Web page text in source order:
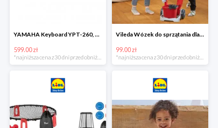
YAMAHA Keyboard YPT-260, 61 klawiszy
599.00 zł
*najniższa cena z 30 dni przed obniżką
Vileda Wózek do sprzątania dla dzieci
99.00 zł
*najniższa cena z 30 dni przed obniżką